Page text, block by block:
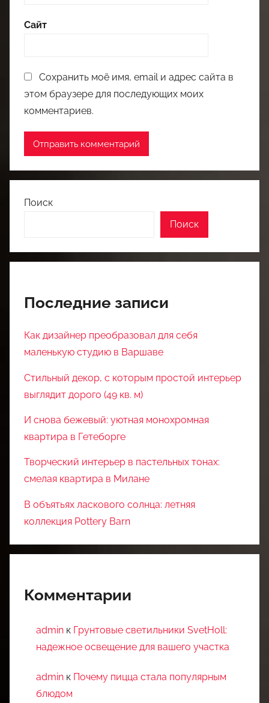
Сайт
Сохранить моё имя, email и адрес сайта в
этом браузере для последующих моих
комментариев.
Поиск
Поиск
Последние записи
Как дизайнер преобразовал для себя
маленькую студию в Варшаве
Стильный декор, с которым простой интерьер
выглядит дорого (49 кв. м)
И снова бежевый: уютная монохромная
квартира в Гетеборге
Творческий интерьер в пастельных тонах:
смелая квартира в Милане
В объятьях ласкового солнца: летняя
коллекция Pottery Barn
Комментарии
admin к Грунтовые светильники SvetHoll:
надежное освещение для вашего участка
admin к Почему пицца стала популярным
блюдом